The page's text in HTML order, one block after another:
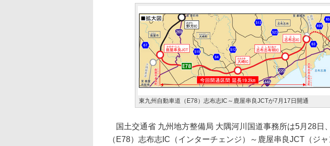
東九州自動車道（E78）志布志IC～鹿屋串良JCTが7月17日開通
国土交通省 九州地方整備局 大隅河川国道事務所は5月28日
（E78）志布志IC（インターチェンジ）～鹿屋串良JCT（ジ